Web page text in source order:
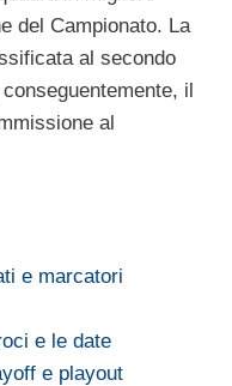
del Campionato. La
al secondo
il
al
e marcatori
e le date
e playout